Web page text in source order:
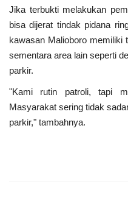
Jika terbukti melakukan
bisa dijerat tindak pidana
kawasan Malioboro memiliki
sementara area lain seperti
parkir.
"Kami rutin patroli, tapi
Masyarakat sering tidak
parkir," tambahnya.